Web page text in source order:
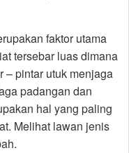
faktor utama
tersebar luas dimana
– pintar utuk menjaga
padangan dan
hal yang paling
Melihat lawan jenis